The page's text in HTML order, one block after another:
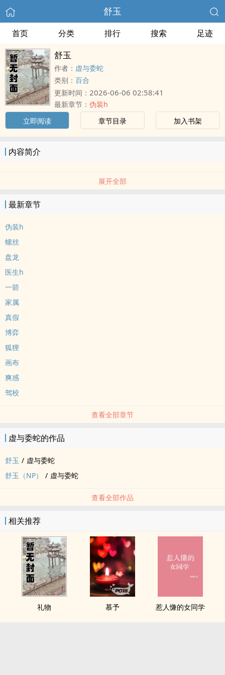
舒玉
首页 分类 排行 搜索 足迹
舒玉
作者： 虚与委蛇
类别： 百合
更新时间： 2026-06-06 02:58:41
最新章节： 伪装h
立即阅读
章节目录 加入书架
内容简介
展开全部
最新章节
伪装h
螺丝
盘龙
医生h
一箭
家属
真假
博弈
狐狸
画布
爽感
驾校
查看全部章节
虚与委蛇的作品
舒玉 / 虚与委蛇
舒玉（NP）
/ 虚与委蛇
查看全部作品
相关推荐
礼物 慕予 惹人慊的女同学